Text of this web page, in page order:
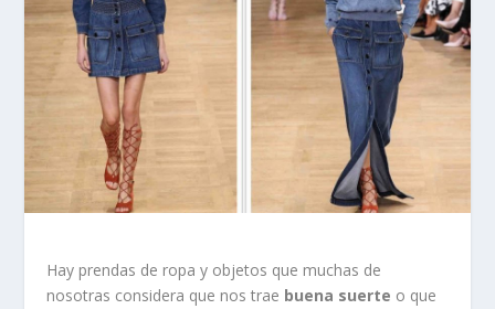
Hay prendas de ropa y objetos que muchas de
nosotras considera que nos trae buena suerte o que